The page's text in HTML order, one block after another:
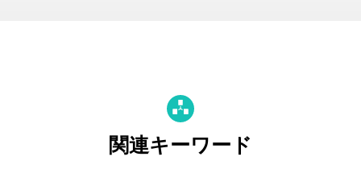
関連キーワード